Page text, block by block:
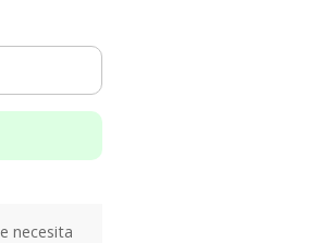
necesita